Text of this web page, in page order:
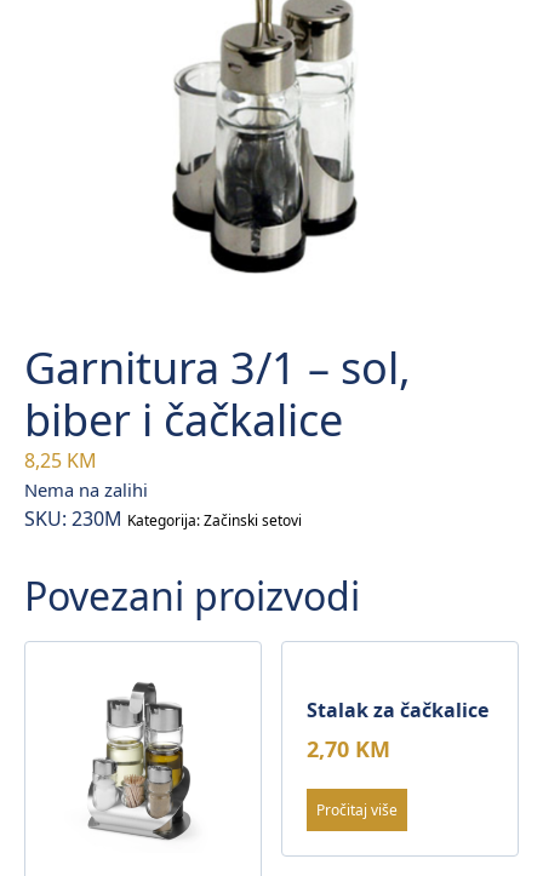
Garnitura 3/1 – sol,
biber i čačkalice
8,25 KM
Nema na zalihi
SKU: 230M Kategorija:Začinski setovi
Povezani proizvodi
Stalak za čačkalice
2,70 KM
Pročitaj više